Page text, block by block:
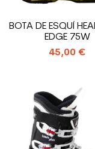
BOTA DE ESQUÍ
EDGE 75W
45,00 €